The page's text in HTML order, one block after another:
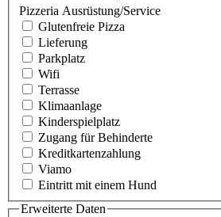
Pizzeria Ausrüstung/Service
Glutenfreie Pizza
Lieferung
Parkplatz
Wifi
Terrasse
Klimaanlage
Kinderspielplatz
Zugang für Behinderte
Kreditkartenzahlung
Viamo
Eintritt mit einem Hund
Erweiterte Daten